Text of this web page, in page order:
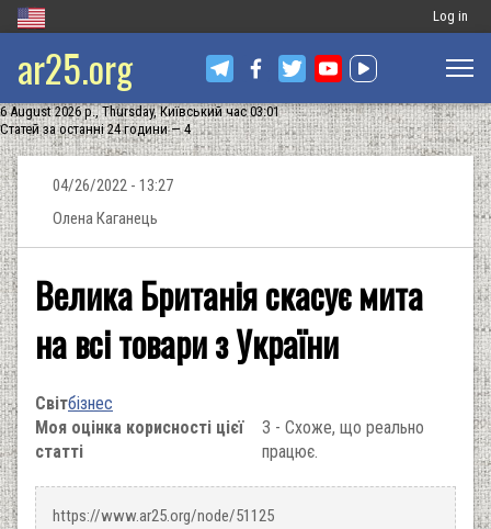
Меню
запису
Log in
ar25.org
6 August 2026 р., Thursday, Київський час 03:01
Статей за останні 24 години — 4
04/26/2022 - 13:27
Олена Каганець
Велика Британія скасує мита
на всі товари з України
Світбізнес
Моя оцінка корисності цієї
статті
3 - Схоже, що реально
працює.
https://www.ar25.org/node/51125